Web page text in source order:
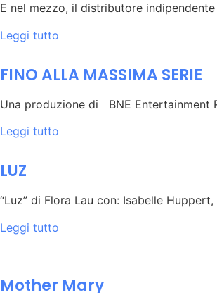
E nel mezzo, il distributore
Leggi tutto
FINO ALLA MASSIMA SERIE
Una produzione di BNE
Leggi tutto
LUZ
“Luz” di Flora Lau con: Isabelle
Leggi tutto
Mother Mary